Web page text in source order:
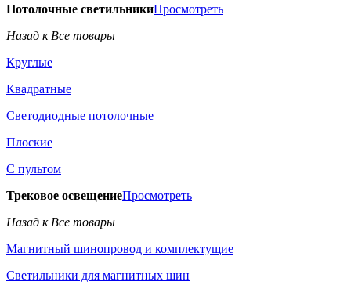
Потолочные светильникиПросмотреть
Назад к Все товары
Круглые
Квадратные
Светодиодные потолочные
Плоские
С пультом
Трековое освещениеПросмотреть
Назад к Все товары
Магнитный шинопровод и комплектущие
Светильники для магнитных шин